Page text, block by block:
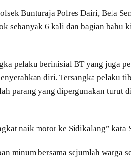
Bunturaja Polres Dairi, Bela
sebanyak 6 kali dan bagian bahu
pelaku berinisial BT yang juga
diri. Tersangka pelaku
parang yang dipergunakan turut
naik motor ke Sidikalang” kata
minum bersama sejumlah warga